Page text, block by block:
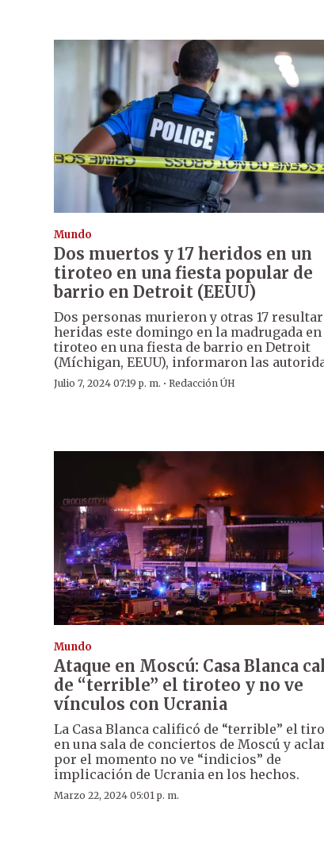
Mundo
Dos muertos y 17 heridos en un
tiroteo en una fiesta popular de
barrio en Detroit (EEUU)
Dos personas murieron y otras 17
heridas este domingo en la madrugada
tiroteo en una fiesta de barrio en Detroit
(Míchigan, EEUU), informaron las
Julio 7, 2024 07:19 p. m. · Redacción ÚH
Mundo
Ataque en Moscú: Casa Blanca
de “terrible” el tiroteo y no ve
vínculos con Ucrania
La Casa Blanca calificó de “terrible” el
en una sala de conciertos de Moscú y
por el momento no ve “indicios” de
implicación de Ucrania en los hechos.
Marzo 22, 2024 05:01 p. m.